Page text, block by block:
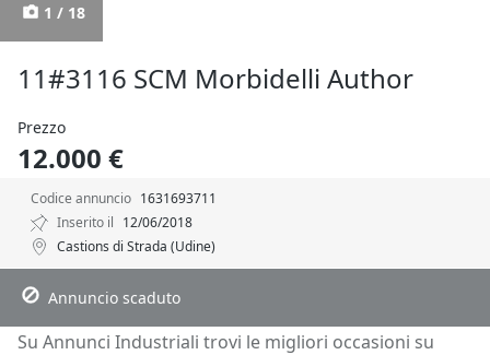
1 / 18
11#3116 SCM Morbidelli Author
Prezzo
12.000 €
Codice annuncio 1631693711
Inserito il 12/06/2018
Castions di Strada (Udine)
Descrizione
Dettagli Posizione Richiedi Info
Annuncio scaduto
Su Annunci Industriali trovi le migliori occasioni su